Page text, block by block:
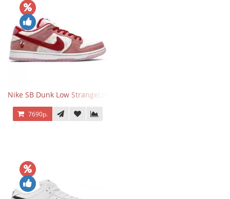
Nike SB Dunk Low StrangeLove Valentine's Day
7690р.